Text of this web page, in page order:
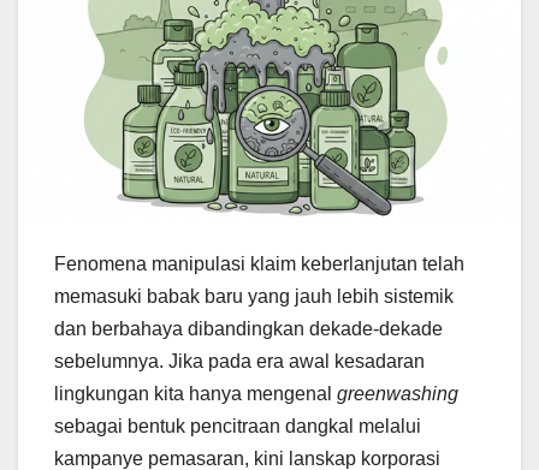
Fenomena manipulasi klaim keberlanjutan telah
memasuki babak baru yang jauh lebih sistemik
dan berbahaya dibandingkan dekade-dekade
sebelumnya. Jika pada era awal kesadaran
lingkungan kita hanya mengenal greenwashing
sebagai bentuk pencitraan dangkal melalui
kampanye pemasaran, kini lanskap korporasi